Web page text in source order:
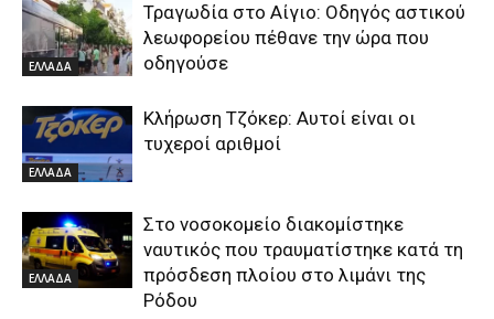
ΕΛΛΑΔΑ
Τραγωδία στο Αίγιο: Οδηγός αστικού
λεωφορείου πέθανε την ώρα που
οδηγούσε
ΕΛΛΑΔΑ
Κλήρωση Τζόκερ: Αυτοί είναι οι
τυχεροί αριθμοί
ΕΛΛΑΔΑ
Στο νοσοκομείο διακομίστηκε
ναυτικός που τραυματίστηκε κατά τη
πρόσδεση πλοίου στο λιμάνι της
Ρόδου